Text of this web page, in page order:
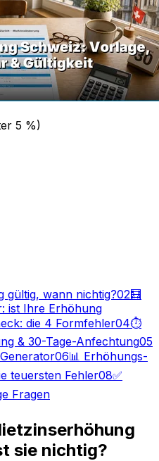
5 %)
gültig, wann nichtig?02🧮
ist Ihre Erhöhung
die 4 Formfehler04⏱️
& 30-Tage-Anfechtung05
06📊 Erhöhungs-
teuersten Fehler08✅
Fragen
sie nichtig?